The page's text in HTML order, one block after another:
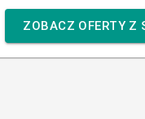
ZOBACZ OFERTY Z